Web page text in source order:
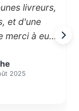
livreurs,
et d'une
merci à eux
2025